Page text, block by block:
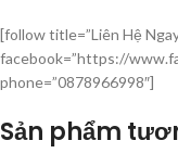
[follow title=”Liên Hệ
facebook=”https://
phone=”0878966998″]
Sản phẩm